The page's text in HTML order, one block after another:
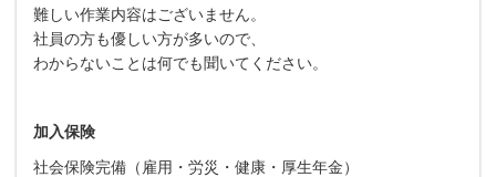
難しい作業内容はございません。
社員の方も優しい方が多いので、
わからないことは何でも聞いてください。
加入保険
社会保険完備（雇用・労災・健康・厚生年金）